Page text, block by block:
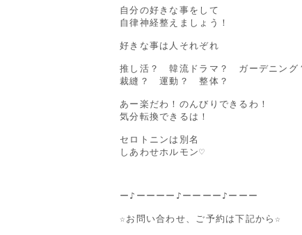
自分の好きな事をして
自律神経整えましょう！
好きな事は人それぞれ
推し活？　韓流ドラマ？　ガーデニング
裁縫？　運動？　整体？
あー楽だわ！のんびりできるわ！
気分転換できるは！
セロトニンは別名
しあわせホルモン♡
ー♪ーーーー♪ーーーー♪ーーー
☆お問い合わせ、ご予約は下記から☆